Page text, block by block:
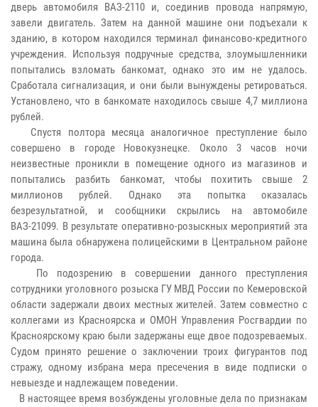
дверь автомобиля ВАЗ-2110 и, соединив провода напрямую,
завели двигатель. Затем на данной машине они подъехали к
зданию, в котором находился терминал финансово-кредитного
учреждения. Используя подручные средства, злоумышленники
попытались взломать банкомат, однако это им не удалось.
Сработала сигнализация, и они были вынуждены ретироваться.
Установлено, что в банкомате находилось свыше 4,7 миллиона
рублей.
Спустя полтора месяца аналогичное преступление было
совершено в городе Новокузнецке. Около 3 часов ночи
неизвестные проникли в помещение одного из магазинов и
попытались разбить банкомат, чтобы похитить свыше 2
миллионов рублей. Однако эта попытка оказалась
безрезультатной, и сообщники скрылись на автомобиле
ВАЗ-21099. В результате оперативно-розыскных мероприятий эта
машина была обнаружена полицейскими в Центральном районе
города.
По подозрению в совершении данного преступления
сотрудники уголовного розыска ГУ МВД России по Кемеровской
области задержали двоих местных жителей. Затем совместно с
коллегами из Красноярска и ОМОН Управления Росгвардии по
Красноярскому краю были задержаны еще двое подозреваемых.
Судом принято решение о заключении троих фигурантов под
стражу, одному избрана мера пресечения в виде подписки о
невыезде и надлежащем поведении.
В настоящее время возбуждены уголовные дела по признакам